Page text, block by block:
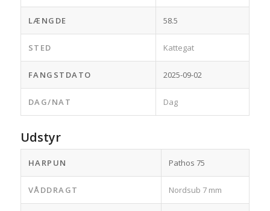
LÆNGDE 58.5
STED Kattegat
FANGSTDATO 2025-09-02
DAG/NAT Dag
Udstyr
HARPUN Pathos 75
VÅDDRAGT Nordsub 7 mm